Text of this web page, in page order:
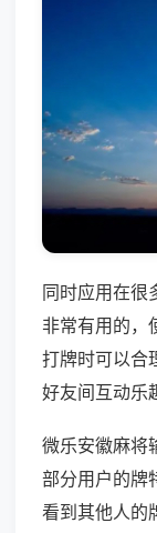
同时应用在很
非常有用的，
打牌时可以合
好友间互动乐
微乐安徽麻将
部分用户的牌
看到其他人的